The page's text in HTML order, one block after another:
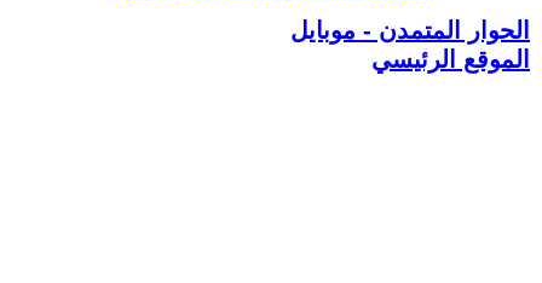
الحوار المتمدن - موبايل
الموقع الرئيسي